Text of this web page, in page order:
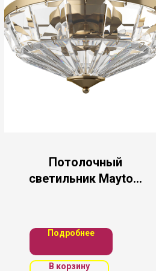
Потолочный
светильник Maytoni
Подробнее
В корзину